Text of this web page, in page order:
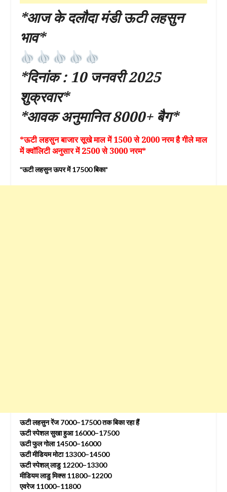
*आज के दलौदा मंडी ऊटी लहसुन
भाव*
*दिनांक : 10 जनवरी 2025
शुक्रवार*
*आवक अनुमानित 8000+ बैग*
*ऊटी लहसुन बाजार सूखे माल में 1500 से 2000 नरम है गीले माल
में क्वॉलिटी अनुसार में 2500 से 3000 नरम*
*ऊटी लहसुन ऊपर में 17500 बिका*
ऊटी लहसुन रेंज 7000–17500 तक बिका रहा हैं
ऊटी स्पेशल सुखा हुआ 16000–17500
ऊटी फुल गोला 14500–16000
ऊटी मीडियम मोटा 13300–14500
ऊटी स्पेशल् लाडु 12200–13300
मीडियम लाडु मिक्स 11800–12200
एवरेज 11000–11800